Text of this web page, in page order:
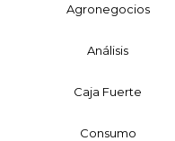
Agronegocios
Análisis
Caja Fuerte
Consumo